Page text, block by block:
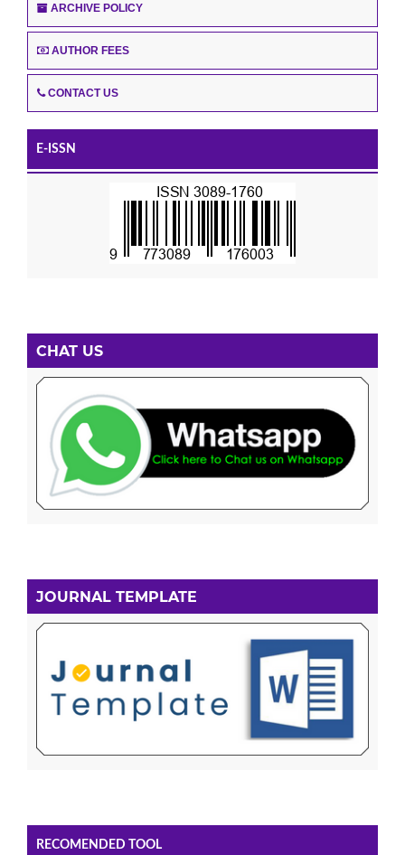
ARCHIVE POLICY
AUTHOR FEES
CONTACT US
E-ISSN
CHAT US
JOURNAL TEMPLATE
RECOMENDED TOOL